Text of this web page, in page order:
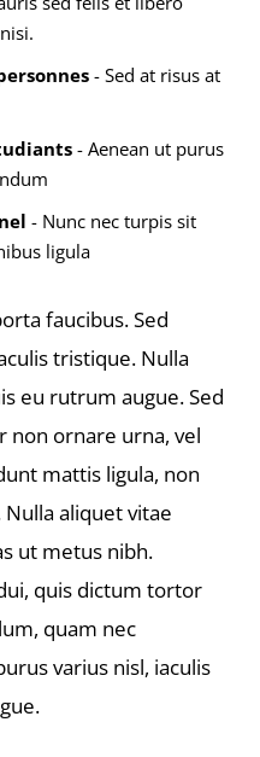
- Sed at risus at
- Aenean ut purus
- Nunc nec turpis sit
ligula
faucibus. Sed
tristique. Nulla
eu rutrum augue. Sed
non ornare urna, vel
mattis ligula, non
aliquet vitae
ut metus nibh.
quis dictum tortor
quam nec
varius nisl, iaculis